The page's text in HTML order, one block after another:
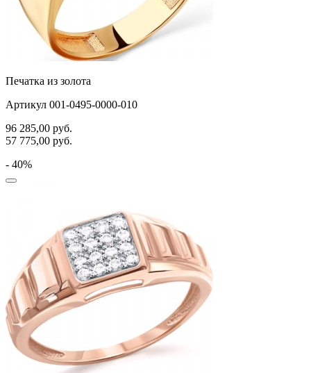
Печатка из золота
Артикул 001-0495-0000-010
96 285,00 руб.
57 775,00 руб.
- 40%